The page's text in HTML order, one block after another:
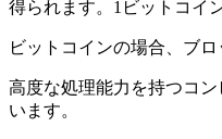
得られます。1ビットコイ
ビットコインの場合、ブ
高度な処理能力を持つコ
います。